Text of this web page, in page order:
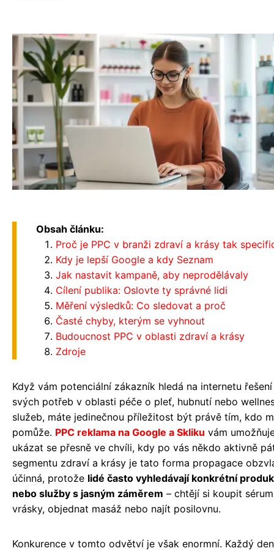
Obsah článku:
Proč je PPC v branži zdraví a krásy tak
Kdy je lepší Google a kdy Seznam
Jak nastavit kampaně, aby neprodělávaly
Cílení publika: Oslovte ty správné lidi
Měření výsledků: Co sledovat a proč
Časté chyby, kterým se vyhnout
Budoucnost PPC v oblasti zdraví a krásy
Zdroje
Když vám potenciální zákazník hledá na internetu řešení
svých potřeb v oblasti péče o pleť, hubnutí nebo
služeb, máte jedinečnou příležitost být právě tím, kdo
pomůže. PPC reklama na Google a Skliku vám
ukázat se přesně ve chvíli, kdy po vás někdo aktivně
segmentu zdraví a krásy je tato forma propagace
účinná, protože lidé často vyhledávají konkrétní
nebo služby s jasným záměrem – chtějí si koupit
vrásky, objednat masáž nebo najít posilovnu.
Konkurence v tomto odvětví je však enormní. Každý